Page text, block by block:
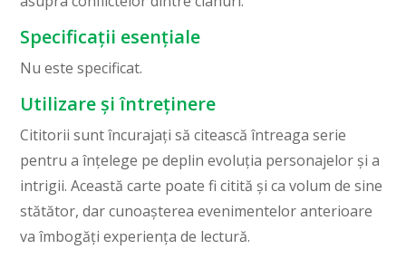
Specificații esențiale
Nu este specificat.
Utilizare și întreținere
Cititorii sunt încurajați să citească întreaga serie
pentru a înțelege pe deplin evoluția personajelor și a
intrigii. Această carte poate fi citită și ca volum de sine
stătător, dar cunoașterea evenimentelor anterioare
va îmbogăți experiența de lectură.